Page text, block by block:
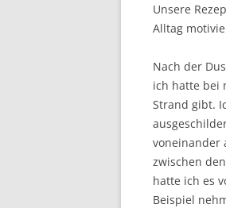
Unsere
Alltag
Nach der
ich hatte bei
Strand gibt.
voneinander
zwischen
hatte ich es
Beispiel